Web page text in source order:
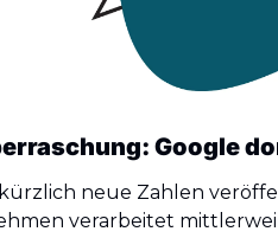
Google
neue Zahlen
verarbeitet